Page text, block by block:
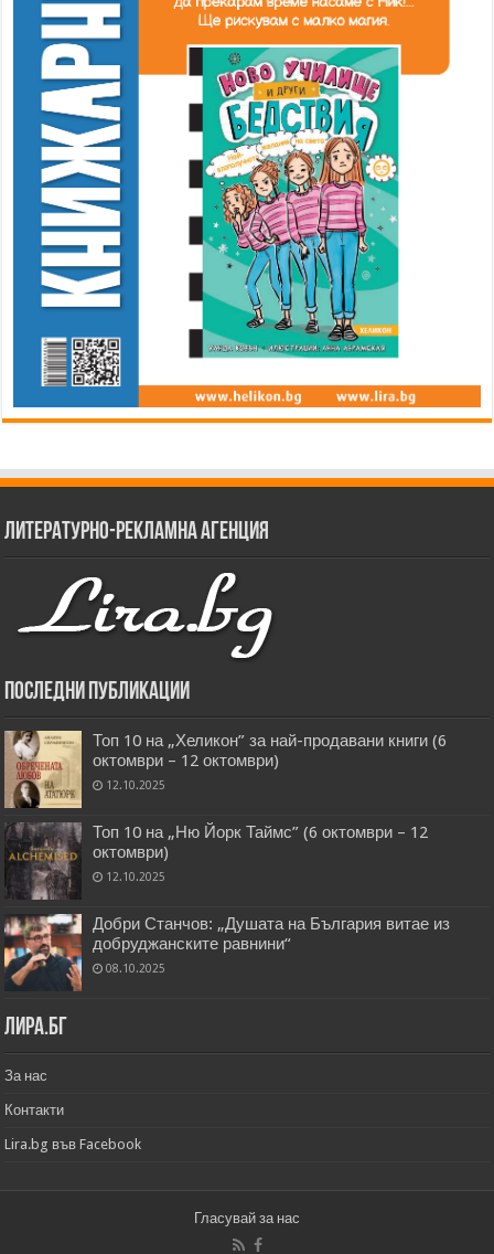
Литературно-рекламна агенция
Последни публикации
Топ 10 на „Хеликон” за най-продавани книги (6
октомври – 12 октомври)
12.10.2025
Топ 10 на „Ню Йорк Таймс” (6 октомври – 12
октомври)
12.10.2025
Добри Станчов: „Душата на България витае из
добруджанските равнини“
08.10.2025
Лира.бг
За нас
Контакти
Lira.bg във Facebook
Гласувай за нас